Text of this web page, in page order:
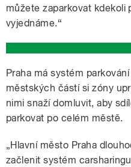
můžete zaparkovat
vyjednáme.“
Praha má systém
městských částí si zóny
nimi snaží domluvit, aby
parkovat po celém městě.
„Hlavní město Praha
začlenit systém